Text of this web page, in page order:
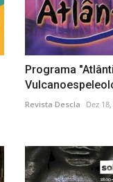
Programa
Revista Descla Dez
teatro